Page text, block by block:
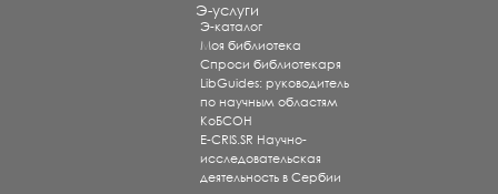
Э-услуги
Э-каталог
Моя библиотека
Спроси библиотекаря
LibGuides: руководитель
по научным областям
КоБСОН
E-CRIS.SR Научно-
исследовательская
деятельность в Сербии